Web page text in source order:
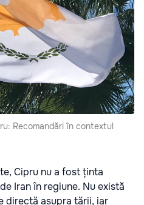
Recomandări în contextul
Cipru nu a fost ținta
Iran în regiune. Nu există
directă asupra țării, iar